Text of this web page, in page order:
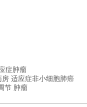
症肿瘤
适应症非小细胞肺癌
节 肿瘤